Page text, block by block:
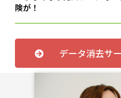
険が！
データ消去サ